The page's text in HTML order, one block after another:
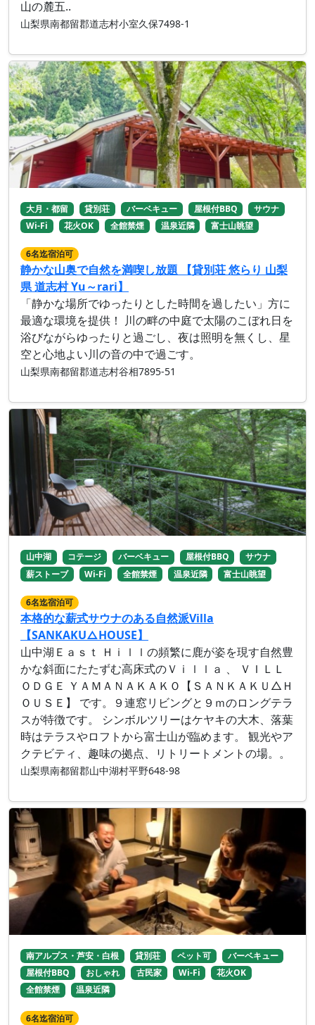
山の麓五..
山梨県南都留郡道志村小室久保7498-1
大月・都留 貸別荘 バーベキュー 屋根付BBQ
サウナ
Wi-Fi
花火OK 全館禁煙 温泉近隣 富士山眺望
6名迄宿泊可
静かな山奥で自然を満喫し放題 【貸別荘 悠らり 山梨
県 道志村 Yu～rari】
「静かな場所でゆったりとした時間を過したい」方に
最適な環境を提供！ 川の畔の中庭で太陽のこぼれ日を
浴びながらゆったりと過ごし、夜は照明を無くし、星
空と心地よい川の音の中で過ごす。
山梨県南都留郡道志村谷相7895‐51
山中湖 コテージ バーベキュー 屋根付BBQ
サウナ
薪ストーブ
Wi-Fi 全館禁煙 温泉近隣 富士山眺望
6名迄宿泊可
本格的な薪式サウナのある自然派Villa
【SANKAKU△HOUSE】
山中湖Ｅａｓｔ Ｈｉｌｌの頻繁に鹿が姿を現す自然豊
かな斜面にたたずむ高床式のＶｉｌｌａ 、 ＶＩＬＬ
ＯＤＧＥ ＹＡＭＡＮＡＫＡＫＯ【ＳＡＮＫＡＫＵ△Ｈ
ＯＵＳＥ】 です。９連窓リビングと９ｍのロングテラ
スが特徴です。 シンボルツリーはケヤキの大木、落葉
時はテラスやロフトから富士山が臨めます。 観光やア
クテビティ、趣味の拠点、リトリートメントの場。。
山梨県南都留郡山中湖村平野648-98
南アルプス・芦安・白根 貸別荘 ペット可
バーベキュー
屋根付BBQ
おしゃれ 古民家 Wi-Fi
花火OK
全館禁煙
温泉近隣
6名迄宿泊可